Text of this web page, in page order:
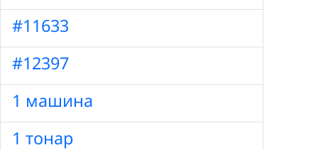
#11633
#12397
1 машина
1 тонар